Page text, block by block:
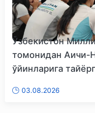
Ўзбекистон
томонидан Аичи-
ўйинларига
03.08.2026